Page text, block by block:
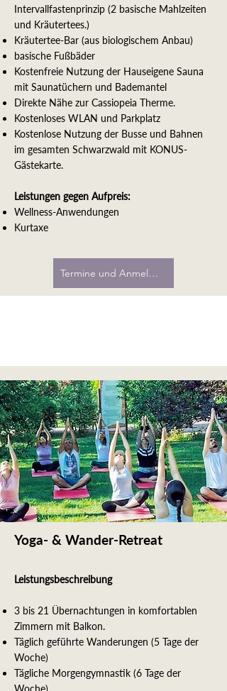
Intervallfastenprinzip (2 basische Mahlzeiten
und Kräutertees.)
Kräutertee-Bar (aus biologischem Anbau)
basische Fußbäder
Kostenfreie Nutzung der Hauseigene Sauna
mit Saunatüchern und Bademantel
Direkte Nähe zur Cassiopeia Therme.
Kostenloses WLAN und Parkplatz
Kostenlose Nutzung der Busse und Bahnen
im gesamten Schwarzwald mit KONUS-
Gästekarte.
Leistungen gegen Aufpreis:
Wellness-Anwendungen
Kurtaxe
Termine und Anmeldung
Yoga- & Wander-Retreat
Leistungsbeschreibung
3 bis 21 Übernachtungen in komfortablen
Zimmern mit Balkon.
Täglich geführte Wanderungen (5 Tage der
Woche)
Tägliche Morgengymnastik (6 Tage der
Woche)